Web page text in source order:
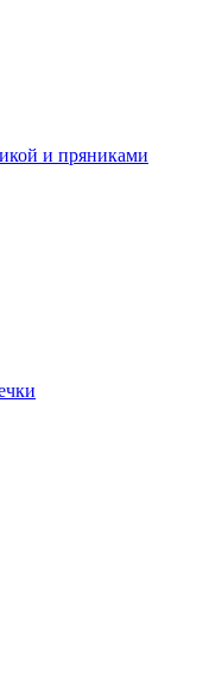
и пряниками